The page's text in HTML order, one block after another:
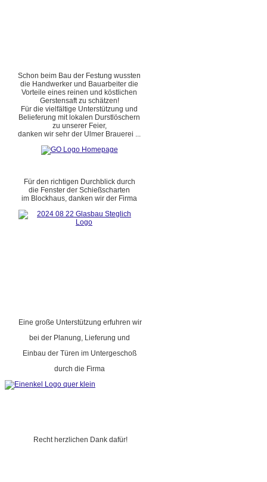
Schon beim Bau der Festung wussten
die Handwerker und Bauarbeiter die
Vorteile eines reinen und köstlichen
Gerstensaft zu schätzen!
Für die vielfältige Unterstützung und
Belieferung mit lokalen Durstlöschern
zu unserer Feier,
danken wir sehr der Ulmer Brauerei ...
Für den richtigen Durchblick durch
die Fenster der Schießscharten
im Blockhaus, danken wir der Firma
Eine große Unterstützung erfuhren wir
bei der Planung, Lieferung und
Einbau der Türen im Untergeschoß
durch die Firma
Recht herzlichen Dank dafür!